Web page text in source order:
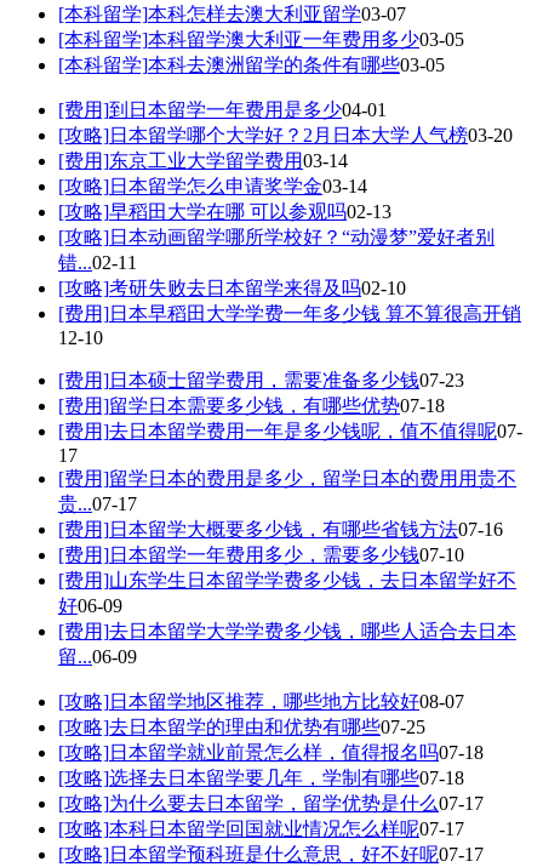
[本科留学]本科怎样去澳大利亚留学03-07
[本科留学]本科留学澳大利亚一年费用多少03-05
[本科留学]本科去澳洲留学的条件有哪些03-05
[费用]到日本留学一年费用是多少04-01
[攻略]日本留学哪个大学好？2月日本大学人气榜03-20
[费用]东京工业大学留学费用03-14
[攻略]日本留学怎么申请奖学金03-14
[攻略]早稻田大学在哪 可以参观吗02-13
[攻略]日本动画留学哪所学校好？“动漫梦”爱好者别
错...02-11
[攻略]考研失败去日本留学来得及吗02-10
[费用]日本早稻田大学学费一年多少钱 算不算很高开销
12-10
[费用]日本硕士留学费用，需要准备多少钱07-23
[费用]留学日本需要多少钱，有哪些优势07-18
[费用]去日本留学费用一年是多少钱呢，值不值得呢07-
17
[费用]留学日本的费用是多少，留学日本的费用用贵不
贵...07-17
[费用]日本留学大概要多少钱，有哪些省钱方法07-16
[费用]日本留学一年费用多少，需要多少钱07-10
[费用]山东学生日本留学学费多少钱，去日本留学好不
好06-09
[费用]去日本留学大学学费多少钱，哪些人适合去日本
留...06-09
[攻略]日本留学地区推荐，哪些地方比较好08-07
[攻略]去日本留学的理由和优势有哪些07-25
[攻略]日本留学就业前景怎么样，值得报名吗07-18
[攻略]选择去日本留学要几年，学制有哪些07-18
[攻略]为什么要去日本留学，留学优势是什么07-17
[攻略]本科日本留学回国就业情况怎么样呢07-17
[攻略]日本留学预科班是什么意思，好不好呢07-17